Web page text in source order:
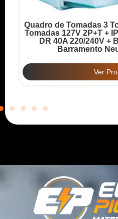
Quadro de Tomadas 3
Tomadas 127V 2P+T +
DR 40A 220/240V +
Barramento
Ver